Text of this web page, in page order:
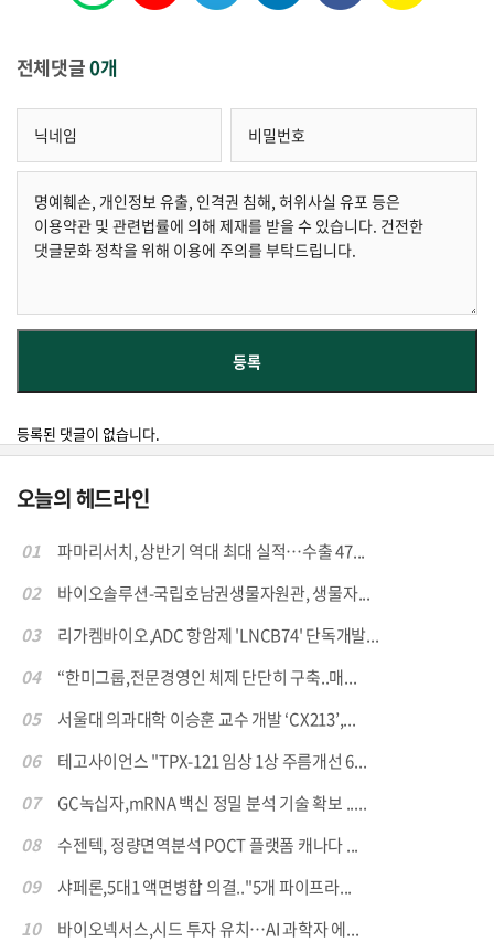
전체댓글0개
등록된 댓글이 없습니다.
오늘의 헤드라인
01
파마리서치, 상반기 역대 최대 실적…수출 47...
02
바이오솔루션-국립호남권생물자원관, 생물자...
03
리가켐바이오,ADC 항암제 'LNCB74' 단독개발...
04
“한미그룹,전문경영인 체제 단단히 구축..매...
05
서울대 의과대학 이승훈 교수 개발 ‘CX213’,...
06
테고사이언스 "TPX-121 임상 1상 주름개선 6...
07
GC녹십자,mRNA 백신 정밀 분석 기술 확보 .....
08
수젠텍, 정량면역분석 POCT 플랫폼 캐나다 ...
09
샤페론,5대1 액면병합 의결.."5개 파이프라...
10
바이오넥서스,시드 투자 유치…AI 과학자 에...